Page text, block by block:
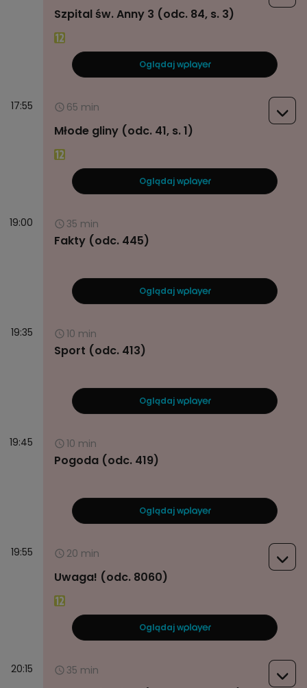
Szpital św. Anny 3 (odc. 84, s. 3)
Oglądaj w
17:55 65 min
Młode gliny (odc. 41, s. 1)
Oglądaj w
19:00 35 min
Fakty (odc. 445)
Oglądaj w
19:35 10 min
Sport (odc. 413)
Oglądaj w
19:45 10 min
Pogoda (odc. 419)
Oglądaj w
19:55 20 min
Uwaga! (odc. 8060)
Oglądaj w
20:15 35 min